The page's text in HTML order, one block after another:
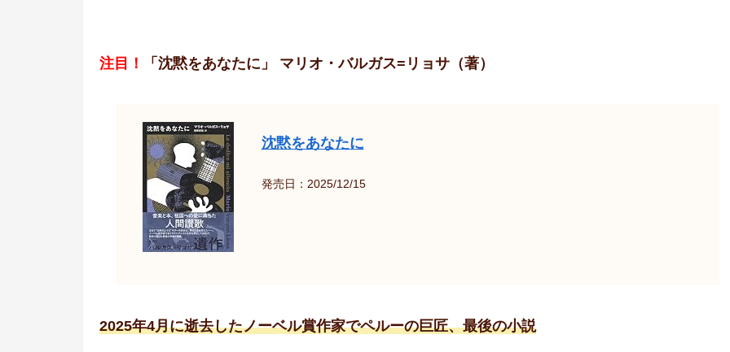
注目！ 「沈黙をあなたに」 マリオ・バルガス=リョサ（著）
沈黙をあなたに
発売日：2025/12/15
2025年4月に逝去したノーベル賞作家でペルーの巨匠、最後の小説